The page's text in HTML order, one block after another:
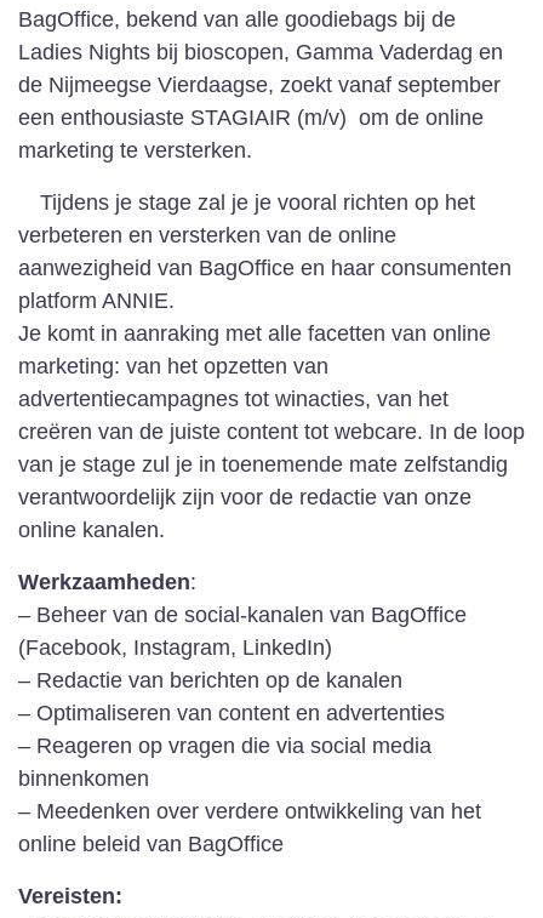
BagOffice, bekend van alle goodiebags bij de
Ladies Nights bij bioscopen, Gamma Vaderdag en
de Nijmeegse Vierdaagse, zoekt vanaf september
een enthousiaste STAGIAIR (m/v) om de online
marketing te versterken.
Tijdens je stage zal je je vooral richten op het
verbeteren en versterken van de online
aanwezigheid van BagOffice en haar consumenten
platform ANNIE.
Je komt in aanraking met alle facetten van online
marketing: van het opzetten van
advertentiecampagnes tot winacties, van het
creëren van de juiste content tot webcare. In de loop
van je stage zul je in toenemende mate zelfstandig
verantwoordelijk zijn voor de redactie van onze
online kanalen.
Werkzaamheden:
– Beheer van de social-kanalen van BagOffice
(Facebook, Instagram, LinkedIn)
– Redactie van berichten op de kanalen
– Optimaliseren van content en advertenties
– Reageren op vragen die via social media
binnenkomen
– Meedenken over verdere ontwikkeling van het
online beleid van BagOffice
Vereisten: